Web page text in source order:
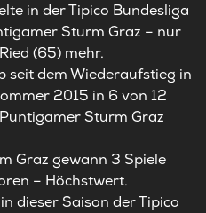
in der Tipico Bundesliga
Sturm Graz – nur
(65) mehr.
seit dem Wiederaufstieg in
2015 in 6 von 12
Sturm Graz
Graz gewann 3 Spiele
– Höchstwert.
dieser Saison der Tipico